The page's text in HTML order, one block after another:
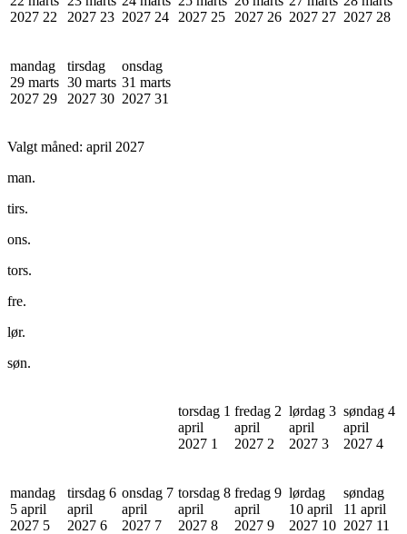
2027 22
2027 23 2027 24
2027 25
2027 26 2027 27 2027 28
mandag
29 marts
2027 29
tirsdag
30 marts
2027 30
onsdag
31 marts
2027 31
Valgt måned: april 2027
man.
tirs.
ons.
tors.
fre.
lør.
søn.
torsdag 1
april
2027 1
fredag 2
april
2027 2
lørdag 3
april
2027 3
søndag 4
april
2027 4
mandag
5 april
2027 5
tirsdag 6
april
2027 6
onsdag 7
april
2027 7
torsdag 8
april
2027 8
fredag 9
april
2027 9
lørdag
10 april
2027 10
søndag
11 april
2027 11